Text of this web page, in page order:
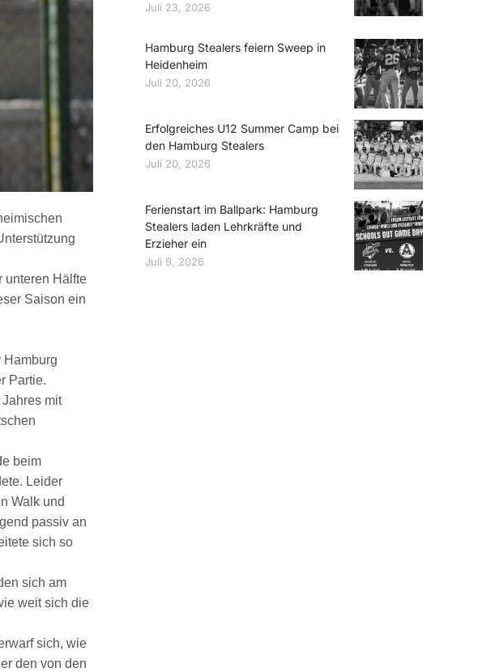
unteren Hälfte
Saison ein
Hamburg
Partie.
mit
beim
Leider
Walk und
passiv an
sich so
sich am
weit sich die
sich, wie
den von den
Juli 23, 2026
Hamburg Stealers feiern Sweep in
Heidenheim
Juli 20, 2026
Erfolgreiches U12 Summer Camp bei
den Hamburg Stealers
Juli 20, 2026
Ferienstart im Ballpark: Hamburg
Stealers laden Lehrkräfte und
Erzieher ein
Juli 9, 2026